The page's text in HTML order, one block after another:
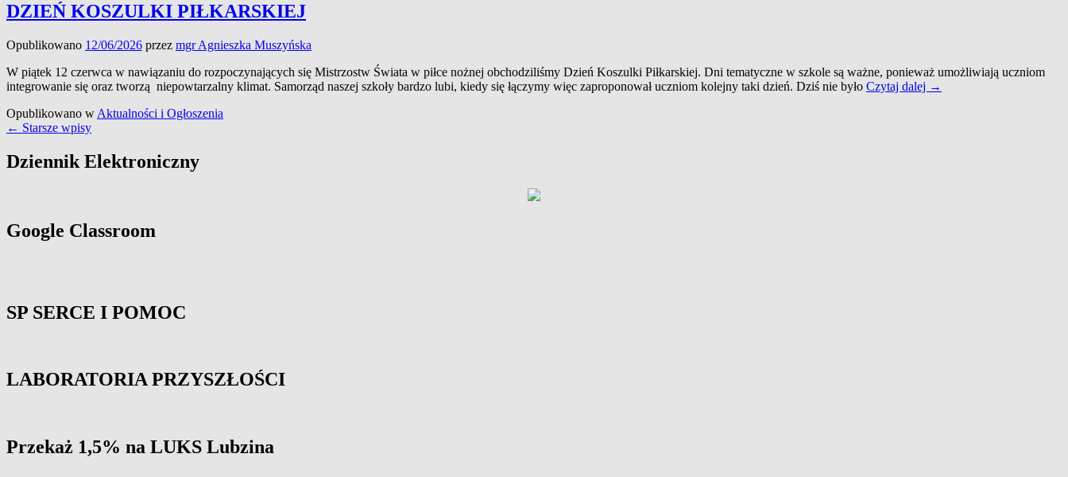
DZIEŃ KOSZULKI PIŁKARSKIEJ
Opublikowano 12/06/2026 przez mgr Agnieszka Muszyńska
W piątek 12 czerwca w nawiązaniu do rozpoczynających się Mistrzostw Świata w piłce nożnej obchodziliśmy Dzień Koszulki Piłkarskiej. Dni tematyczne w szkole są ważne, ponieważ umożliwiają uczniom
integrowanie się oraz tworzą niepowtarzalny klimat. Samorząd naszej szkoły bardzo lubi, kiedy się łączymy więc zaproponował uczniom kolejny taki dzień. Dziś nie było Czytaj dalej DZIEŃ
→
Opublikowano w Aktualności i Ogłoszenia
Nawigacja
← Starsze wpisy
Primary
Area
Dziennik Elektroniczny
Google Classroom
SP SERCE I POMOC
LABORATORIA PRZYSZŁOŚCI
Przekaż 1,5% na LUKS Lubzina